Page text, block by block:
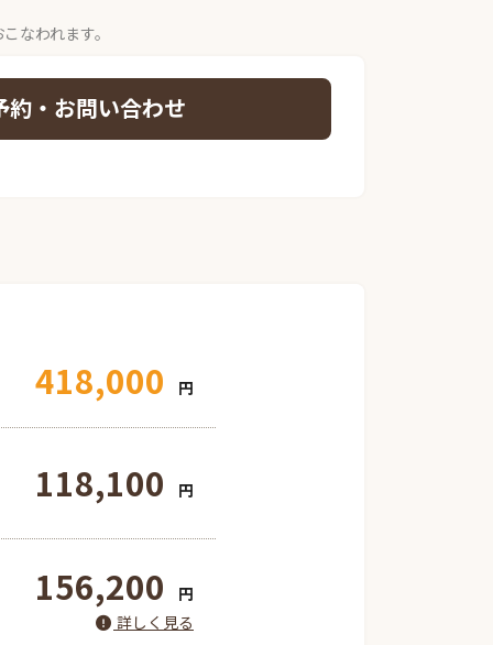
なわれます。
・お問い合わせ
418,000 円
118,100 円
156,200
円
詳しく見る